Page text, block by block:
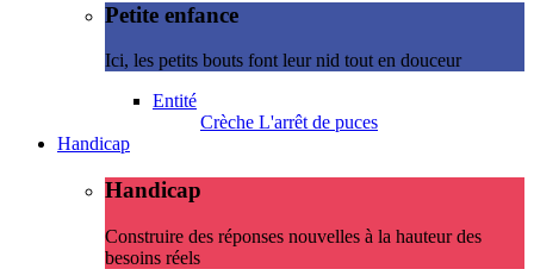
Petite enfance
Ici, les petits bouts font leur nid tout en douceur
Entité
Crèche L'arrêt de puces
Handicap
Handicap
Construire des réponses nouvelles à la hauteur des
besoins réels